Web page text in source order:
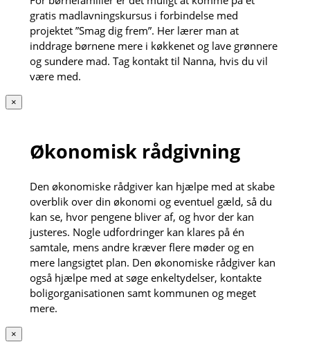
gratis madlavningskursus i forbindelse med
projektet ”Smag dig frem”. Her lærer man at
inddrage børnene mere i køkkenet og lave grønnere
og sundere mad. Tag kontakt til Nanna, hvis du vil
være med.
×
Økonomisk rådgivning
Den økonomiske rådgiver kan hjælpe med at skabe
overblik over din økonomi og eventuel gæld, så du
kan se, hvor pengene bliver af, og hvor der kan
justeres. Nogle udfordringer kan klares på én
samtale, mens andre kræver flere møder og en
mere langsigtet plan. Den økonomiske rådgiver kan
også hjælpe med at søge enkeltydelser, kontakte
boligorganisationen samt kommunen og meget
mere.
×